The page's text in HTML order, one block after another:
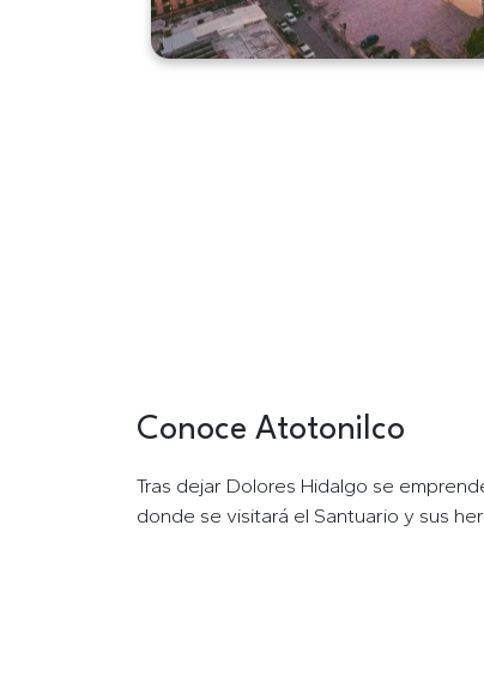
Conoce Atotonilco
Tour a Atotonilco
Tras dejar Dolores Hidalgo se
donde se visitará el Santuario y sus